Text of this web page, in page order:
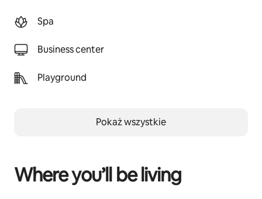
Spa
Business center
Playground
Pokaż wszystkie
Where you’ll be living